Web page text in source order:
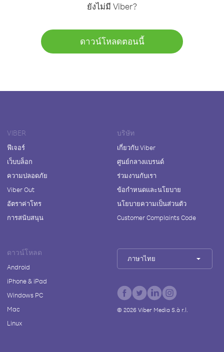
ยังไม่มี Viber?
ดาวน์โหลดตอนนี้
VIBER
ฟีเจอร์
เว็บบล็อก
ความปลอดภัย
Viber Out
อัตราค่าโทร
การสนับสนุน
บริษัท
เกี่ยวกับ Viber
ศูนย์กลางแบรนด์
ร่วมงานกับเรา
ข้อกำหนดและนโยบาย
นโยบายความเป็นส่วนตัว
Customer Complaints Code
ดาวน์โหลด
Android
iPhone & iPad
Windows PC
Mac
Linux
ภาษาไทย
© 2026Viber Media S.à r.l.